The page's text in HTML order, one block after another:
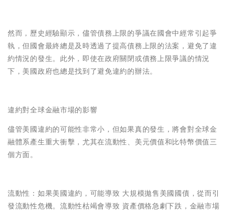
然而，歷史經驗顯示，儘管債務上限的爭議在國會中經常引起爭
執，但國會最終總是及時透過了提高債務上限的法案，避免了違
約情況的發生。此外，即使在政府關閉或債務上限爭議的情況
下，美國政府也總是找到了避免違約的辦法。
違約對全球金融市場的影響
儘管美國違約的可能性非常小，但如果真的發生，將會對全球金
融體系產生重大衝擊，尤其在流動性、美元價值和比特幣價值三
個方面。
流動性：如果美國違約，可能導致 大規模拋售美國國債，從而引
發流動性危機。流動性枯竭會導致 資產價格急劇下跌，金融市場